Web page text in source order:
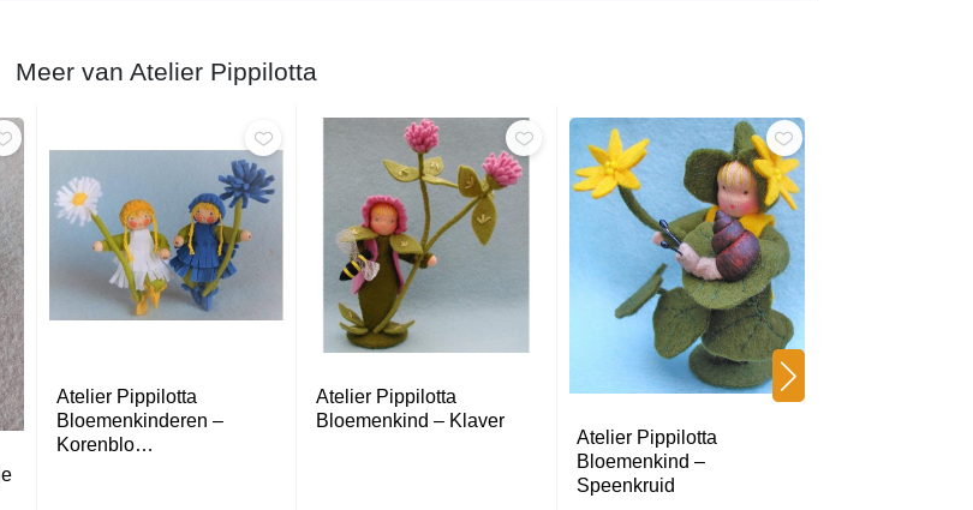
Meer van Atelier Pippilotta
Atelier Pippilotta
Bloemenkinderen –
Korenblo…
Atelier Pippilotta
Bloemenkind – Klaver
Atelier Pippilotta
Bloemenkind –
Speenkruid